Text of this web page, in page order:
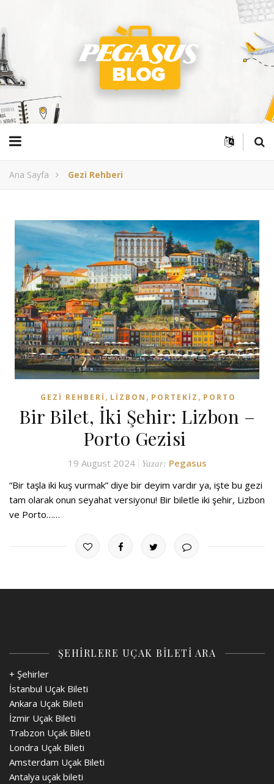
Ana Sayfa Gezi Rehberi
GEZI REHBERI , LIZBON , PORTEKIZ , PORTO
Bir Bilet, İki Şehir: Lizbon –
Porto Gezisi
19 August 2024 Yazar: Pegasus
“Bir taşla iki kuş vurmak” diye bir deyim vardır ya, işte bu gezi
tam olarak onun seyahat versiyonu! Bir biletle iki şehir, Lizbon
ve Porto……
ŞEHİRLERE UÇAK BİLETİ ARA
+ Şehirler
İstanbul Uçak Bileti
Ankara Uçak Bileti
İzmir Uçak Bileti
Trabzon Uçak Bileti
Londra Uçak Bileti
Amsterdam Uçak Bileti
Antalya uçak bileti